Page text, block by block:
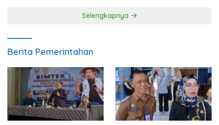
Selengkapnya
Berita Pemerintahan